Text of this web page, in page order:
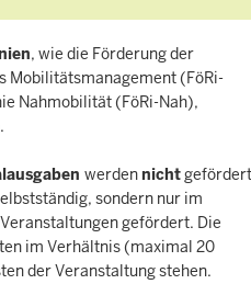
, wie die Förderung der
Mobilitätsmanagement (FöRi-
Nahmobilität (FöRi-Nah),
werdennicht
sondern nur im
gefördert. Die
im Verhältnis (maximal 20
der Veranstaltung stehen.